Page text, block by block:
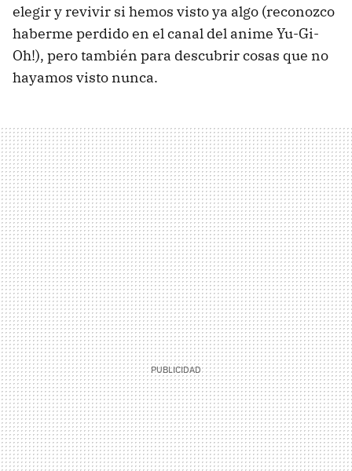
elegir y revivir si hemos visto ya algo (reconozco
haberme perdido en el canal del anime Yu-Gi-
Oh!), pero también para descubrir cosas que no
hayamos visto nunca.